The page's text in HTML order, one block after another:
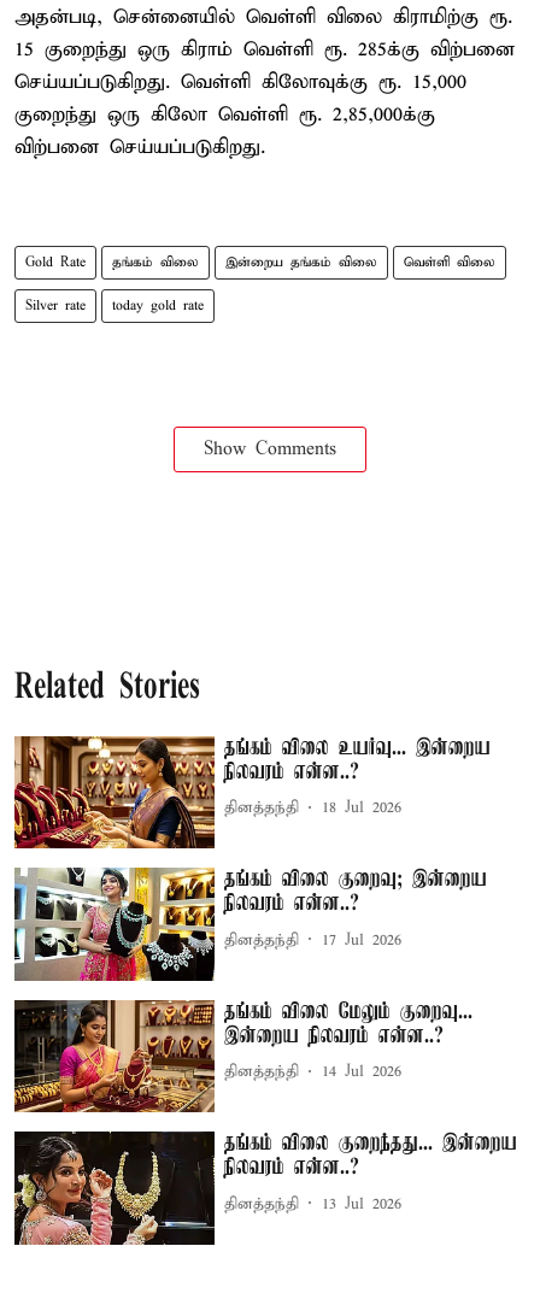
அதன்படி, சென்னையில் வெள்ளி விலை கிராமிற்கு ரூ.
15 குறைந்து ஒரு கிராம் வெள்ளி ரூ. 285க்கு விற்பனை
செய்யப்படுகிறது. வெள்ளி கிலோவுக்கு ரூ. 15,000
குறைந்து ஒரு கிலோ வெள்ளி ரூ. 2,85,000க்கு
விற்பனை செய்யப்படுகிறது.
Gold Rate தங்கம் விலை இன்றைய தங்கம் விலை வெள்ளி விலை
Silver rate today gold rate
Show Comments
Related Stories
தங்கம் விலை உயர்வு... இன்றைய
நிலவரம் என்ன..?
தினத்தந்தி 18 Jul 2026
தங்கம் விலை குறைவு; இன்றைய
நிலவரம் என்ன..?
தினத்தந்தி 17 Jul 2026
தங்கம் விலை மேலும் குறைவு...
இன்றைய நிலவரம் என்ன..?
தினத்தந்தி 14 Jul 2026
தங்கம் விலை குறைந்தது... இன்றைய
நிலவரம் என்ன..?
தினத்தந்தி 13 Jul 2026